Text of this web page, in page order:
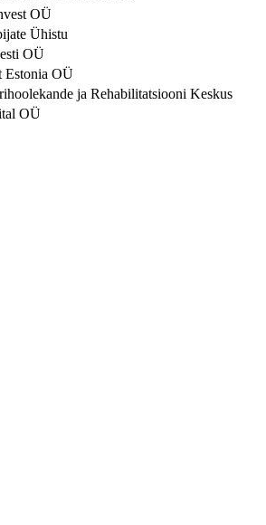
OÜ
Ühistu
OÜ
Estonia OÜ
ja Rehabilitatsiooni Keskus
OÜ